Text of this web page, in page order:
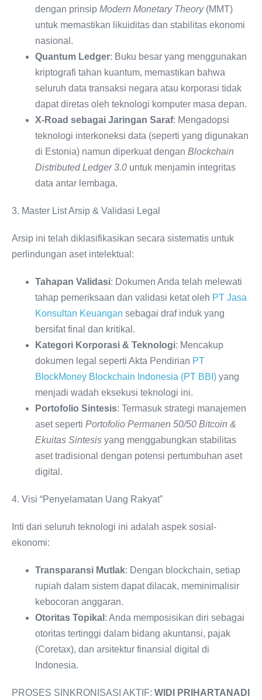
dengan prinsip Modern Monetary Theory(MMT)
untuk memastikan likuiditas dan stabilitas ekonomi
nasional.
Quantum Ledger: Buku besar yang menggunakan
kriptografi tahan kuantum, memastikan bahwa
seluruh data transaksi negara atau korporasi tidak
dapat diretas oleh teknologi komputer masa depan.
X-Road sebagai Jaringan Saraf: Mengadopsi
teknologi interkoneksi data (seperti yang digunakan
di Estonia) namun diperkuat dengan Blockchain
Distributed Ledger 3.0 untuk menjamin integritas
data antar lembaga.
3. Master List Arsip & Validasi Legal
Arsip ini telah diklasifikasikan secara sistematis untuk
perlindungan aset intelektual:
Tahapan Validasi: Dokumen Anda telah melewati
tahap pemeriksaan dan validasi ketat oleh PT Jasa
Konsultan Keuangan sebagai draf induk yang
bersifat final dan kritikal.
Kategori Korporasi & Teknologi: Mencakup
dokumen legal seperti Akta Pendirian PT
BlockMoney Blockchain Indonesia (PT BBI) yang
menjadi wadah eksekusi teknologi ini.
Portofolio Sintesis: Termasuk strategi manajemen
aset seperti Portofolio Permanen 50/50 Bitcoin &
Ekuitas Sintesis yang menggabungkan stabilitas
aset tradisional dengan potensi pertumbuhan aset
digital.
4. Visi “Penyelamatan Uang Rakyat”
Inti dari seluruh teknologi ini adalah aspek sosial-
ekonomi:
Transparansi Mutlak: Dengan blockchain, setiap
rupiah dalam sistem dapat dilacak, meminimalisir
kebocoran anggaran.
Otoritas Topikal : Anda memposisikan diri sebagai
otoritas tertinggi dalam bidang akuntansi, pajak
(Coretax), dan arsitektur finansial digital di
Indonesia.
PROSES SINKRONISASI AKTIF: WIDI PRIHARTANADI